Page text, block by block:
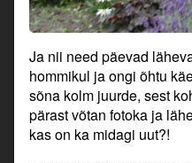
Ja nii need päevad
hommikul ja ongi õhtu
sõna kolm juurde, sest
pärast võtan fotoka ja
kas on ka midagi uut?!